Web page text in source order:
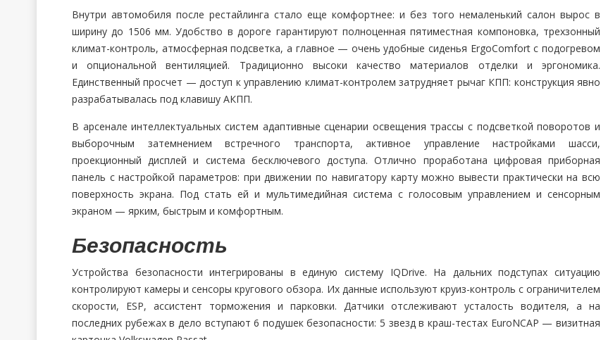
Внутри автомобиля после рестайлинга стало еще комфортнее: и без того немаленький салон вырос в
ширину до 1506 мм. Удобство в дороге гарантируют полноценная пятиместная компоновка, трехзонный
климат-контроль, атмосферная подсветка, а главное — очень удобные сиденья ErgoComfort с подогревом
и опциональной вентиляцией. Традиционно высоки качество материалов отделки и эргономика.
Единственный просчет — доступ к управлению климат-контролем затрудняет рычаг КПП: конструкция явно
разрабатывалась под клавишу АКПП.
В арсенале интеллектуальных систем адаптивные сценарии освещения трассы с подсветкой поворотов и
выборочным затемнением встречного транспорта, активное управление настройками шасси,
проекционный дисплей и система бесключевого доступа. Отлично проработана цифровая приборная
панель с настройкой параметров: при движении по навигатору карту можно вывести практически на всю
поверхность экрана. Под стать ей и мультимедийная система с голосовым управлением и сенсорным
экраном — ярким, быстрым и комфортным.
Безопасность
Устройства безопасности интегрированы в единую систему IQDrive. На дальних подступах ситуацию
контролируют камеры и сенсоры кругового обзора. Их данные используют круиз-контроль с ограничителем
скорости, ESP, ассистент торможения и парковки. Датчики отслеживают усталость водителя, а на
последних рубежах в дело вступают 6 подушек безопасности: 5 звезд в краш-тестах EuroNCAP — визитная